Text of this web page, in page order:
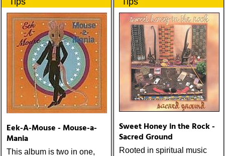
populære reggaestil kaldet
one-drop
gennem tiderne
Eek-A-Mouse - Mouse-a-
Mania
This album is two in one,
Sweet Honey in the Rock -
Sacred Ground
Rooted in spiritual music